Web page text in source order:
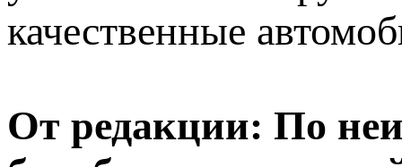
качественные
От редакции: По